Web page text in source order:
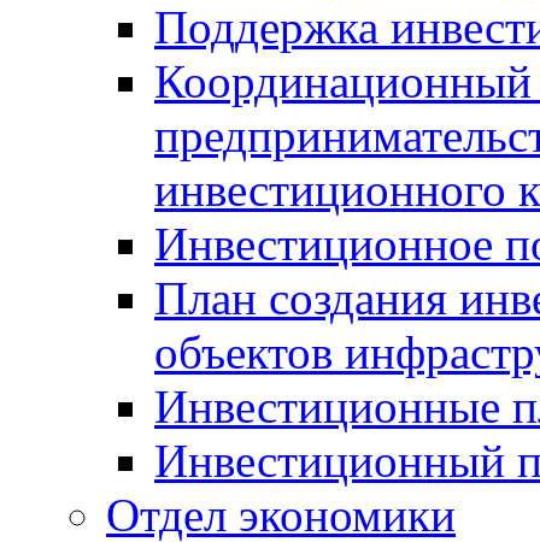
Поддержка
Координационный
инвестиционного
Инвестиционное
План создания
объектов
Инвестиционные
Инвестиционный
Отдел экономики